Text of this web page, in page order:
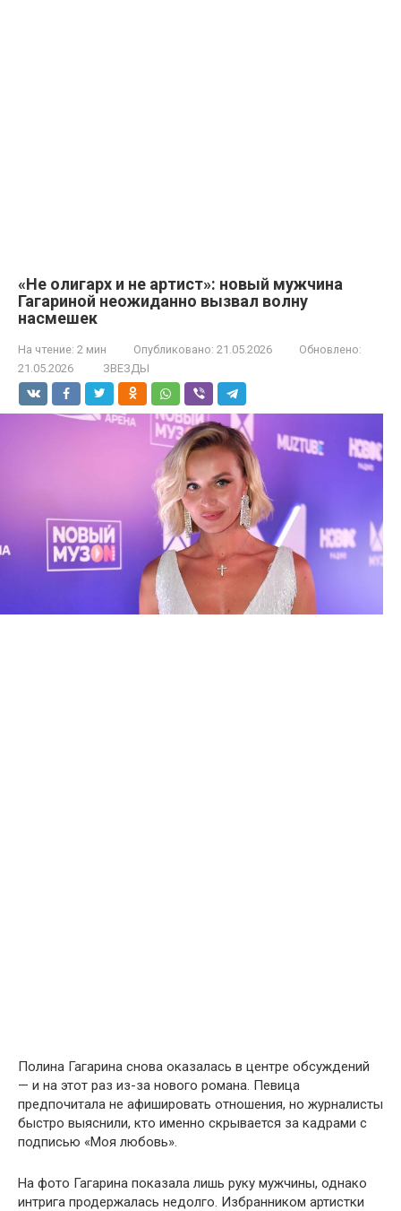
«Не олигарх и не артист»: новый мужчина
Гагариной неожиданно вызвал волну
насмешек
На чтение: 2 мин Опубликовано: 21.05.2026
Обновлено:
21.05.2026
ЗВЕЗДЫ
Полина Гагарина снова оказалась в центре обсуждений
— и на этот раз из-за нового романа. Певица
предпочитала не афишировать отношения, но журналисты
быстро выяснили, кто именно скрывается за кадрами с
подписью «Моя любовь».
На фото Гагарина показала лишь руку мужчины, однако
интрига продержалась недолго. Избранником артистки